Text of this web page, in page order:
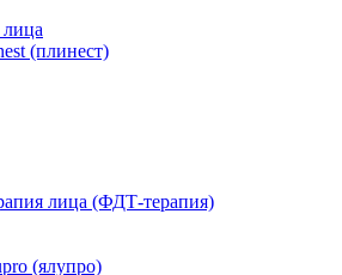
лица
(плинест)
лица (ФДТ-терапия)
(ялупро)